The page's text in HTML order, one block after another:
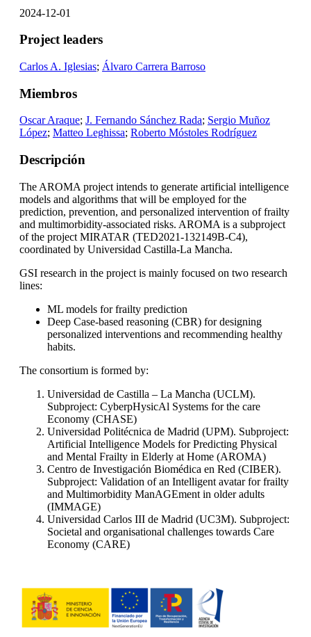
2024-12-01
Project leaders
Carlos A. Iglesias; Álvaro Carrera Barroso
Miembros
Oscar Araque; J. Fernando Sánchez Rada; Sergio Muñoz
López; Matteo Leghissa; Roberto Móstoles Rodríguez
Descripción
The AROMA project intends to generate artificial intelligence
models and algorithms that will be employed for the
prediction, prevention, and personalized intervention of frailty
and multimorbidity-associated risks. AROMA is a subproject
of the project MIRATAR (TED2021-132149B-C4),
coordinated by Universidad Castilla-La Mancha.
GSI research in the project is mainly focused on two research
lines:
ML models for frailty prediction
Deep Case-based reasoning (CBR) for designing
personalized interventions and recommending healthy
habits.
The consortium is formed by:
Universidad de Castilla – La Mancha (UCLM).
Subproject: CyberpHysicAl Systems for the care
Economy (CHASE)
Universidad Politécnica de Madrid (UPM). Subproject:
Artificial Intelligence Models for Predicting Physical
and Mental Frailty in Elderly at Home (AROMA)
Centro de Investigación Biomédica en Red (CIBER).
Subproject: Validation of an Intelligent avatar for frailty
and Multimorbidity ManAGEment in older adults
(IMMAGE)
Universidad Carlos III de Madrid (UC3M). Subproject:
Societal and organisational challenges towards Care
Economy (CARE)